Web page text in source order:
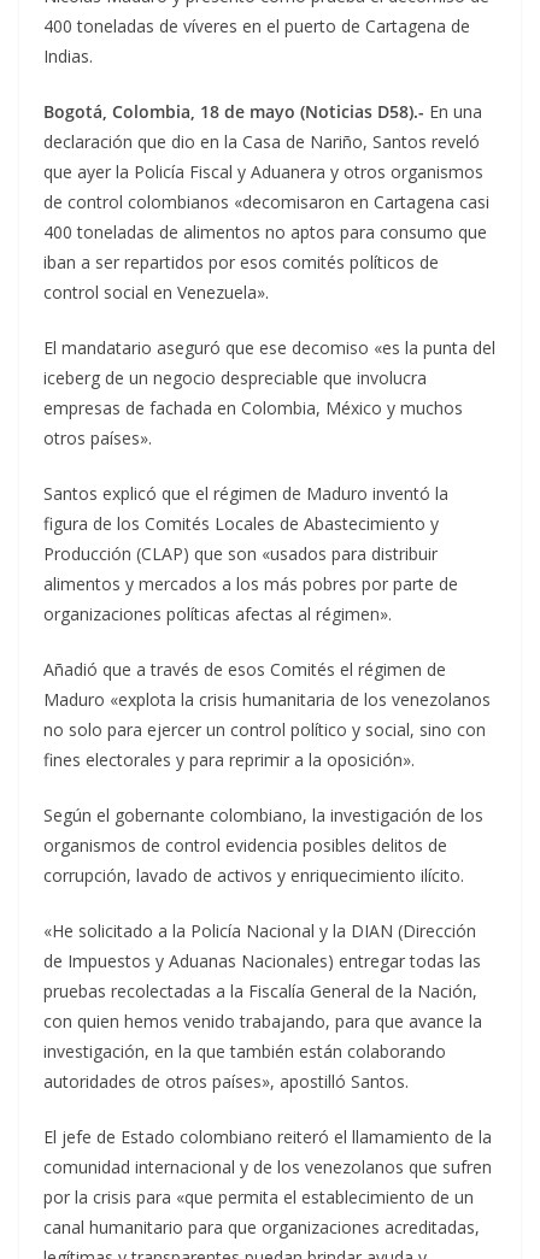
400 toneladas de víveres en el puerto de Cartagena de
Indias.
Bogotá, Colombia, 18 de mayo (Noticias D58).- En una
declaración que dio en la Casa de Nariño, Santos reveló
que ayer la Policía Fiscal y Aduanera y otros organismos
de control colombianos «decomisaron en Cartagena casi
400 toneladas de alimentos no aptos para consumo que
iban a ser repartidos por esos comités políticos de
control social en Venezuela».
El mandatario aseguró que ese decomiso «es la punta del
iceberg de un negocio despreciable que involucra
empresas de fachada en Colombia, México y muchos
otros países».
Santos explicó que el régimen de Maduro inventó la
figura de los Comités Locales de Abastecimiento y
Producción (CLAP) que son «usados para distribuir
alimentos y mercados a los más pobres por parte de
organizaciones políticas afectas al régimen».
Añadió que a través de esos Comités el régimen de
Maduro «explota la crisis humanitaria de los venezolanos
no solo para ejercer un control político y social, sino con
fines electorales y para reprimir a la oposición».
Según el gobernante colombiano, la investigación de los
organismos de control evidencia posibles delitos de
corrupción, lavado de activos y enriquecimiento ilícito.
«He solicitado a la Policía Nacional y la DIAN (Dirección
de Impuestos y Aduanas Nacionales) entregar todas las
pruebas recolectadas a la Fiscalía General de la Nación,
con quien hemos venido trabajando, para que avance la
investigación, en la que también están colaborando
autoridades de otros países», apostilló Santos.
El jefe de Estado colombiano reiteró el llamamiento de la
comunidad internacional y de los venezolanos que sufren
por la crisis para «que permita el establecimiento de un
canal humanitario para que organizaciones acreditadas,